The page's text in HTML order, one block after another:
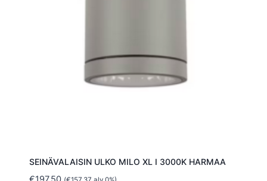
SEINÄVALAISIN ULKO MILO XL I 3000K HARMAA